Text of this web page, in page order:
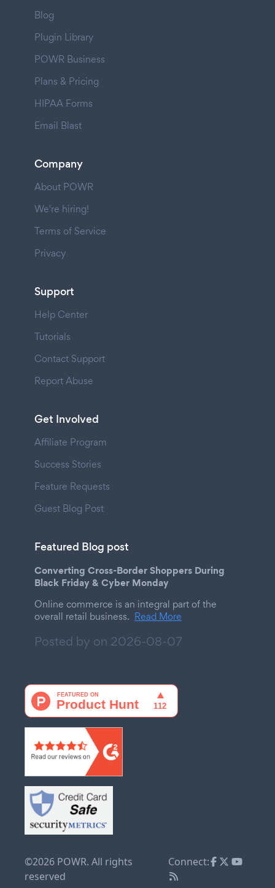
Blog
Plugin Library
POWR Business
Plans & Pricing
HIPAA Forms
Email Blast
Company
About POWR
We're hiring!
Terms of Service
Privacy
Support
Help Center
Tutorials
Contact Support
Report Abuse
Get Involved
Affiliate Program
Success Stories
Feature Requests
Guest Blog Post
Featured Blog post
Converting Cross-Border Shoppers During
Black Friday & Cyber Monday
Online commerce is an integral part of the
overall retail business. Read More
Posted by on 2026-08-07
©2026 POWR. All rights
reserved
Connect: